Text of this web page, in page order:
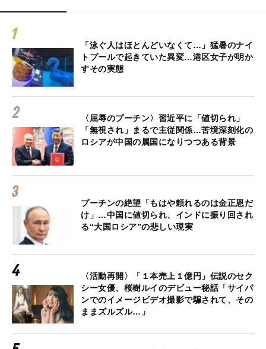
「泳ぐ人はほとんどいなくて…」猛暑のナイ
トプールで起きていた異変…港区女子が明か
すその実態
〈屈辱のプーチン〉習近平に「値切られ」
「無視され」まるで主従関係…苦境深刻化の
ロシアが中国の属国になりつつある背景
プーチンの絶望「もはや頼れるのは金正恩だ
け」…中国に値切られ、インドに振り回され
る“大国ロシア”の悲しい現実
〈活動再開〉「１本売上１億円」伝説のセク
シー女優、桜樹ルイのデビュー秘話「サイパ
ンでのイメージビデオ撮影で騙されて、その
ままズルズル…」